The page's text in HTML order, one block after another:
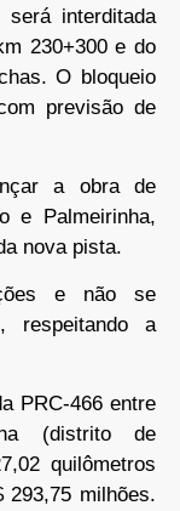
interditada
230+300 e do
O bloqueio
previsão de
a obra de
e Palmeirinha,
nova pista.
e não se
respeitando a
PRC-466 entre
(distrito de
quilômetros
293,75 milhões.